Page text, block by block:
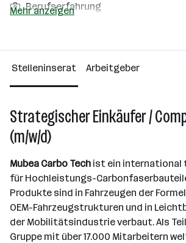
Berufserfahrung
Über das Unternehmen
101 - 500 Mitarbeiter*innen
Mehr anzeigen
Stelleninserat Arbeitgeber
Strategischer Einkäufer /
(m/w/d)
Mubea Carbo Tech ist ein international
für Hochleistungs-
Produkte sind in Fahrzeugen der
OEM-Fahrzeugstrukturen und in
der Mobilitätsindustrie verbaut. Als
Gruppe mit über 17.000 Mitarbeitern